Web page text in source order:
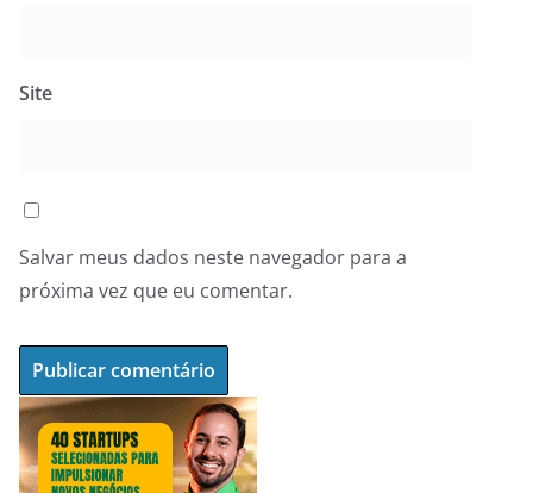
Site
Salvar meus dados neste navegador para a
próxima vez que eu comentar.